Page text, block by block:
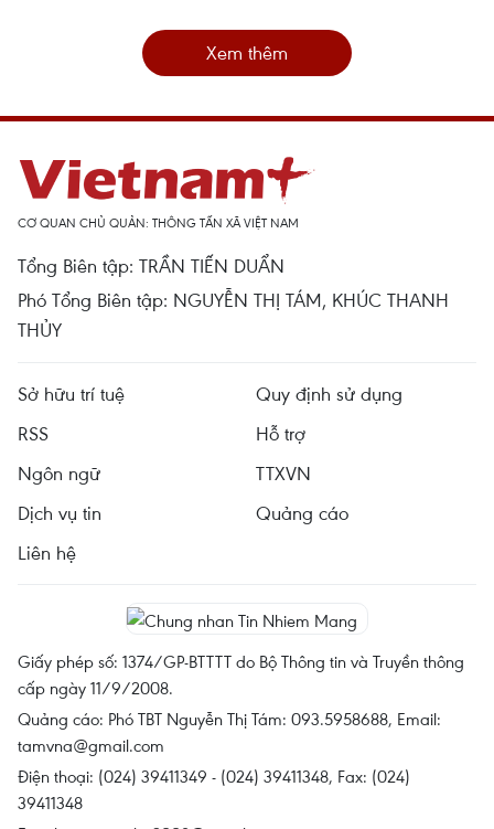
Xem thêm
CƠ QUAN CHỦ QUẢN: THÔNG TẤN XÃ VIỆT NAM
Tổng Biên tập: TRẦN TIẾN DUẨN
Phó Tổng Biên tập: NGUYỄN THỊ TÁM, KHÚC THANH
THỦY
Sở hữu trí tuệ
Quy định sử dụng
RSS
Hỗ trợ
Ngôn ngữ
TTXVN
Dịch vụ tin
Quảng cáo
Liên hệ
Giấy phép số: 1374/GP-BTTTT do Bộ Thông tin và Truyền thông
cấp ngày 11/9/2008.
Quảng cáo: Phó TBT Nguyễn Thị Tám: 093.5958688, Email:
tamvna@gmail.com
Điện thoại: (024) 39411349 - (024) 39411348, Fax: (024)
39411348